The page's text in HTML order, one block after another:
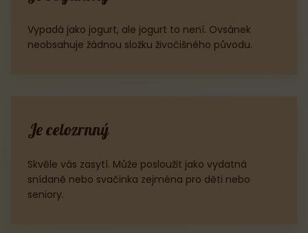
Vypadá jako jogurt, ale jogurt to není. Ovsánek
neobsahuje žádnou složku živočišného původu.
Je celozrnný
Skvěle vás zasytí. Může posloužit jako vydatná
snídaně nebo svačinka zejména pro děti nebo
seniory.